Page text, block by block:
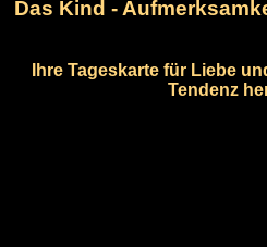
Das Kind -
Ihre Tageskarte für Liebe
Tendenz